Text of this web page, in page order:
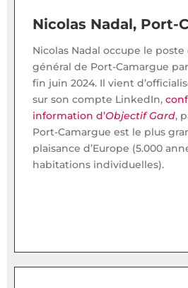
Nicolas Nadal, Port-
Nicolas Nadal occupe le
général de Port-Camargue
fin juin 2024. Il vient
sur son compte LinkedIn,
information d’Objectif Gard,
Port-Camargue est le plus
plaisance d’Europe (5.000
habitations individuelles).